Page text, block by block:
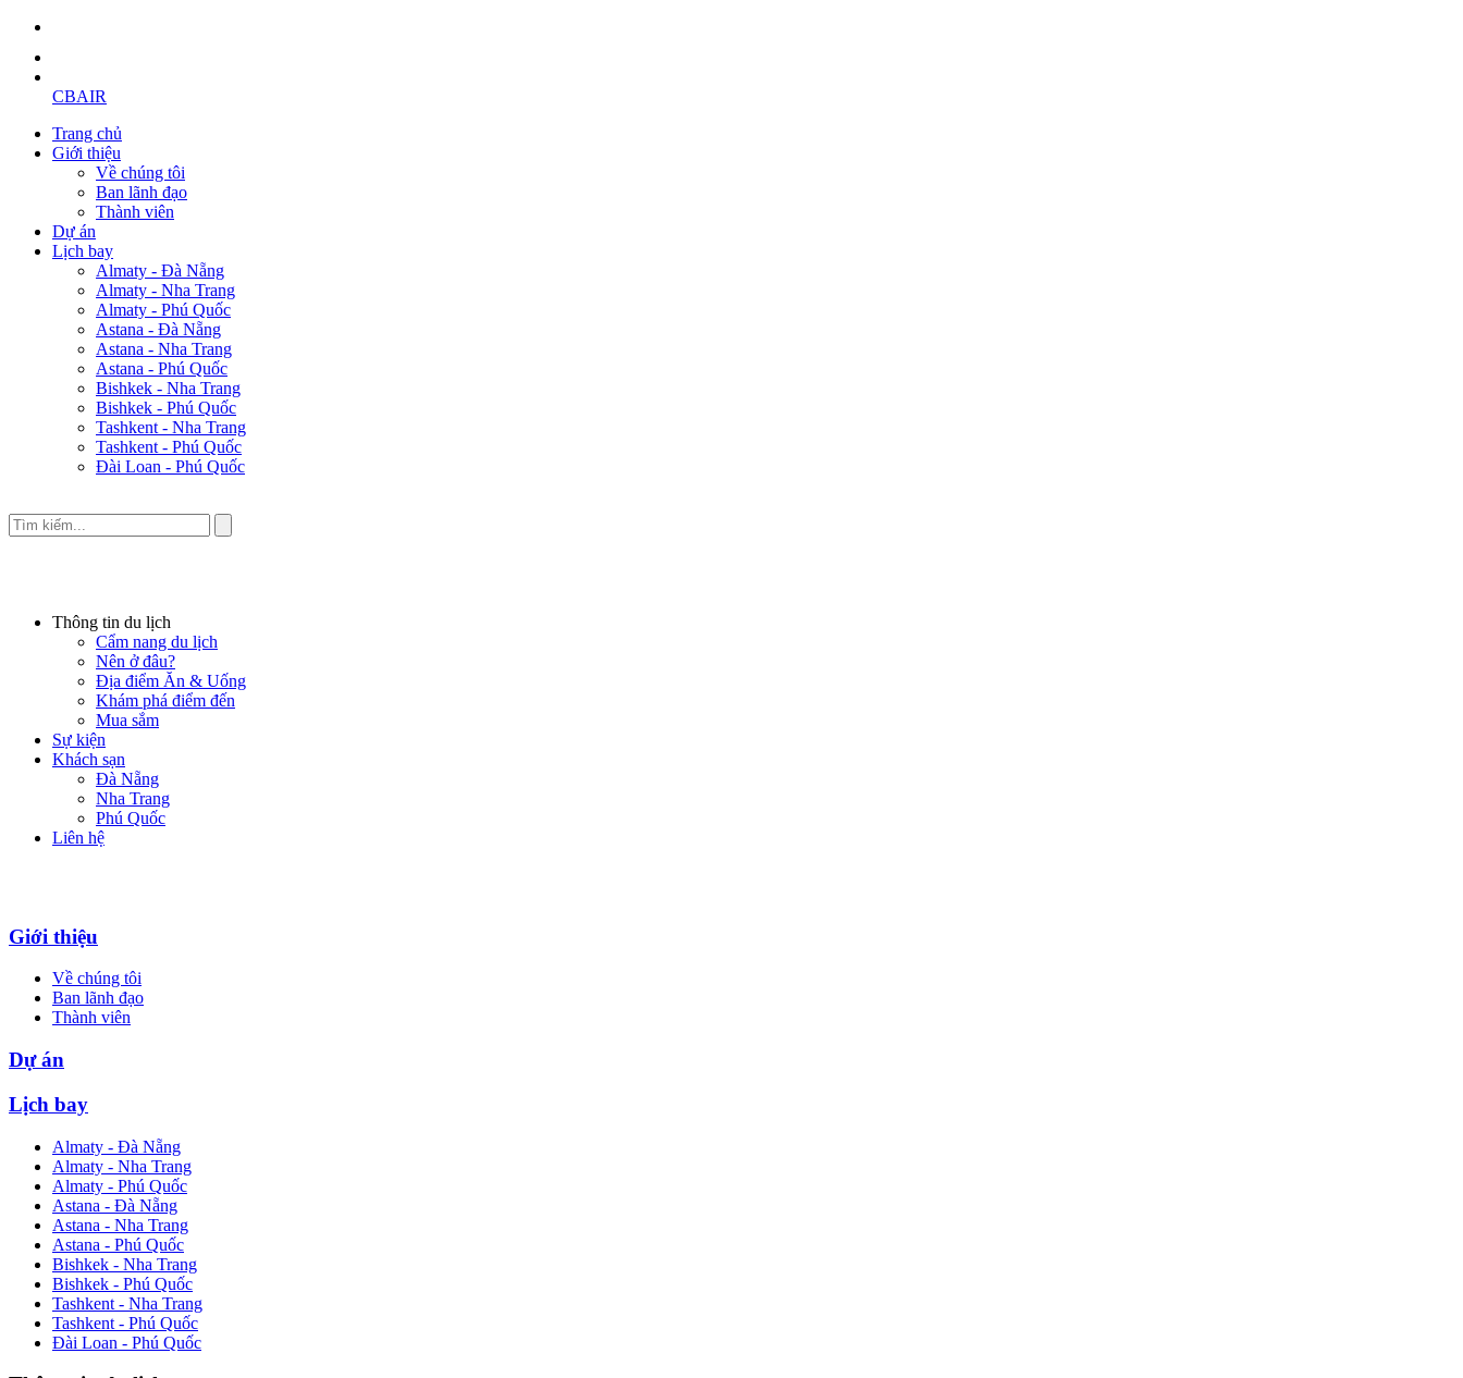
CBAIR
Trang chủ
Giới thiệu
Về chúng tôi
Ban lãnh đạo
Thành viên
Dự án
Lịch bay
Almaty - Đà Nẵng
Almaty - Nha Trang
Almaty - Phú Quốc
Astana - Đà Nẵng
Astana - Nha Trang
Astana - Phú Quốc
Bishkek - Nha Trang
Bishkek - Phú Quốc
Tashkent - Nha Trang
Tashkent - Phú Quốc
Đài Loan - Phú Quốc
Thông tin du lịch
Cẩm nang du lịch
Nên ở đâu?
Địa điểm Ăn & Uống
Khám phá điểm đến
Mua sắm
Sự kiện
Khách sạn
Đà Nẵng
Nha Trang
Phú Quốc
Liên hệ
Giới thiệu
Về chúng tôi
Ban lãnh đạo
Thành viên
Dự án
Lịch bay
Almaty - Đà Nẵng
Almaty - Nha Trang
Almaty - Phú Quốc
Astana - Đà Nẵng
Astana - Nha Trang
Astana - Phú Quốc
Bishkek - Nha Trang
Bishkek - Phú Quốc
Tashkent - Nha Trang
Tashkent - Phú Quốc
Đài Loan - Phú Quốc